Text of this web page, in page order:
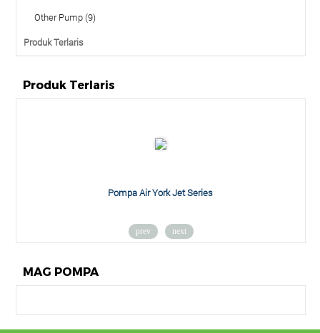
Other Pump (9)
Produk Terlaris
Produk Terlaris
Pompa Air York Jet Series
prev next
MAG POMPA